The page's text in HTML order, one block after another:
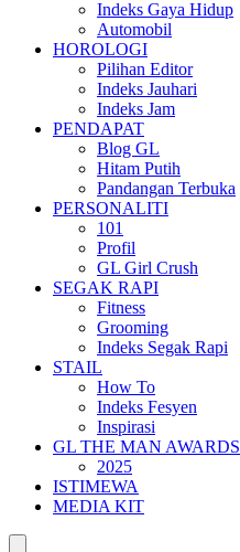
Indeks Gaya Hidup
Automobil
HOROLOGI
Pilihan Editor
Indeks Jauhari
Indeks Jam
PENDAPAT
Blog GL
Hitam Putih
Pandangan Terbuka
PERSONALITI
101
Profil
GL Girl Crush
SEGAK RAPI
Fitness
Grooming
Indeks Segak Rapi
STAIL
How To
Indeks Fesyen
Inspirasi
GL THE MAN AWARDS
2025
ISTIMEWA
MEDIA KIT